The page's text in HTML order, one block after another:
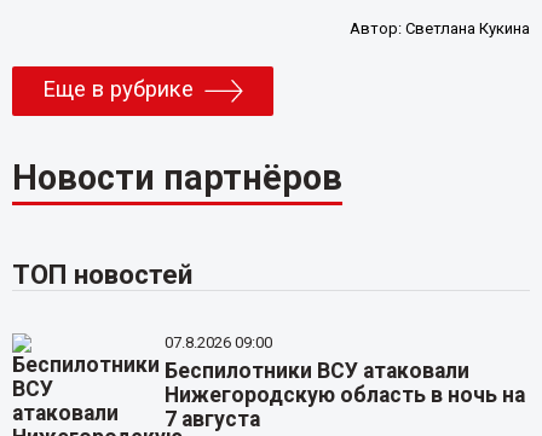
Автор:Светлана Кукина
Еще в рубрике
Новости партнёров
ТОП новостей
07.8.2026 09:00
Беспилотники ВСУ атаковали
Нижегородскую область в ночь на
7 августа